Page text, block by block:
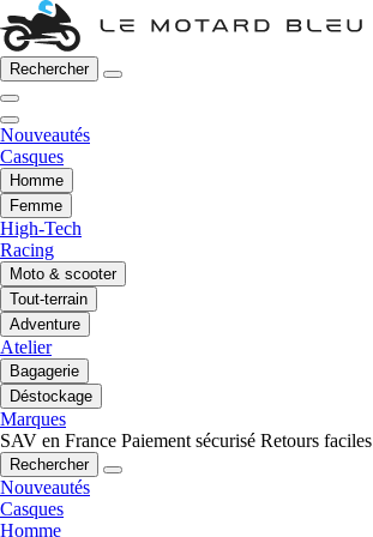
Rechercher
Nouveautés
Casques
Homme
Femme
High-Tech
Racing
Moto & scooter
Tout-terrain
Adventure
Atelier
Bagagerie
Déstockage
Marques
SAV en France Paiement sécurisé Retours faciles
Rechercher
Nouveautés
Casques
Homme